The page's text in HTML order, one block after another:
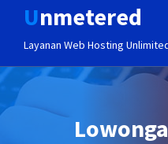
Unmetered
Layanan Web Hosting